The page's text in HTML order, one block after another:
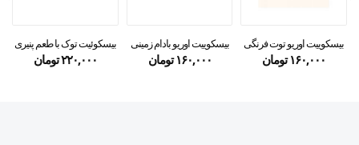
بیسکوییت اوریو توت فرنگی
۱۶۰,۰۰۰ تومان
بیسکوییت اوریو بادام زمینی
۱۶۰,۰۰۰ تومان
بیسکوئیت توک با طعم پنیری
۲۲۰,۰۰۰تومان